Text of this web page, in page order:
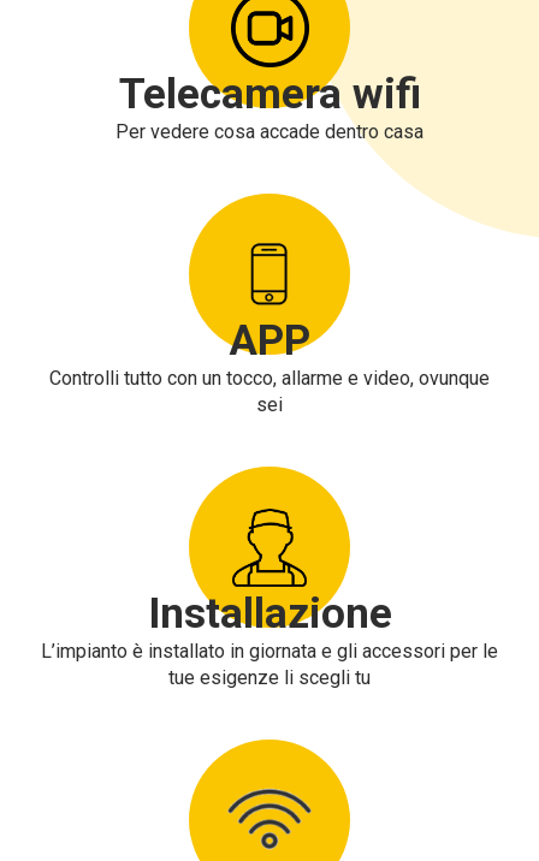
Telecamera wifi
Per vedere cosa accade dentro casa
APP
Controlli tutto con un tocco, allarme e video, ovunque
sei
Installazione
L’impianto è installato in giornata e gli accessori per le
tue esigenze li scegli tu